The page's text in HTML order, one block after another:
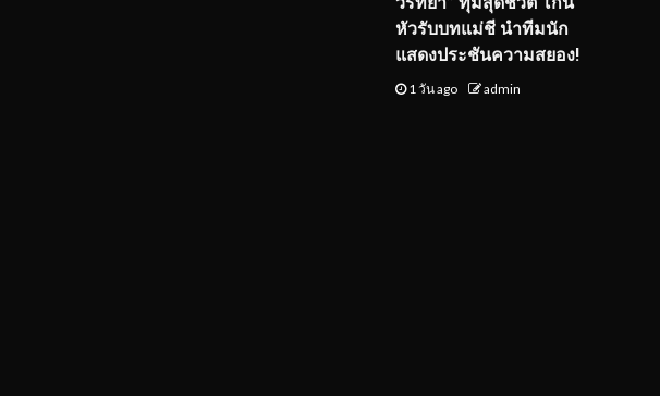
หัวรับบทแม่ชี นำทีมนัก
แสดงประชันความสยอง!
1 วัน ago admin